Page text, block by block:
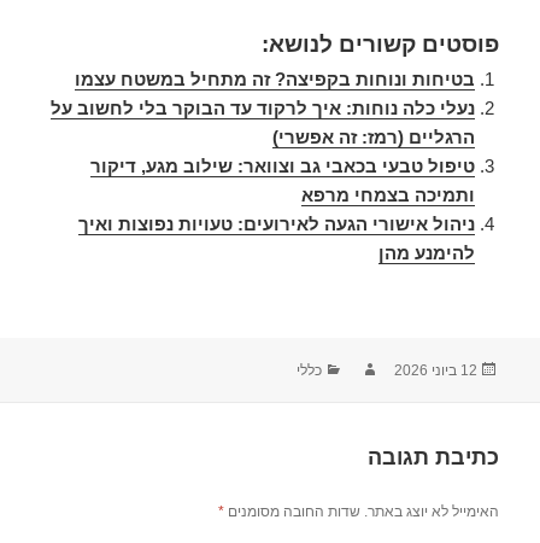
פוסטים קשורים לנושא:
בטיחות ונוחות בקפיצה? זה מתחיל במשטח עצמו
נעלי כלה נוחות: איך לרקוד עד הבוקר בלי לחשוב על
הרגליים (רמז: זה אפשרי)
טיפול טבעי בכאבי גב וצוואר: שילוב מגע, דיקור
ותמיכה בצמחי מרפא
ניהול אישורי הגעה לאירועים: טעויות נפוצות ואיך
להימנע מהן
12 ביוני 2026 כללי
כתיבת תגובה
האימייל לא יוצג באתר. שדות החובה מסומנים*